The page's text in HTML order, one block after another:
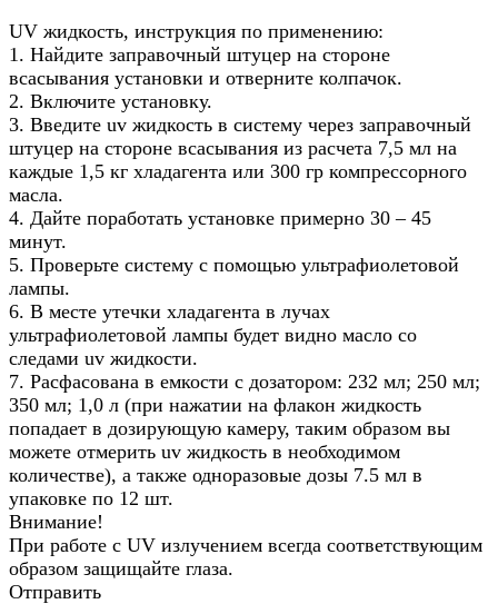
UV жидкость, инструкция по применению:
1. Найдите заправочный штуцер на стороне
всасывания установки и отверните колпачок.
2. Включите установку.
3. Введите uv жидкость в систему через заправочный
штуцер на стороне всасывания из расчета 7,5 мл на
каждые 1,5 кг хладагента или 300 гр компрессорного
масла.
4. Дайте поработать установке примерно 30 – 45
минут.
5. Проверьте систему с помощью ультрафиолетовой
лампы.
6. В месте утечки хладагента в лучах
ультрафиолетовой лампы будет видно масло со
следами uv жидкости.
7. Расфасована в емкости с дозатором: 232 мл; 250 мл;
350 мл; 1,0 л (при нажатии на флакон жидкость
попадает в дозирующую камеру, таким образом вы
можете отмерить uv жидкость в необходимом
количестве), а также одноразовые дозы 7.5 мл в
упаковке по 12 шт.
Внимание!
При работе с UV излучением всегда соответствующим
образом защищайте глаза.
Отправить